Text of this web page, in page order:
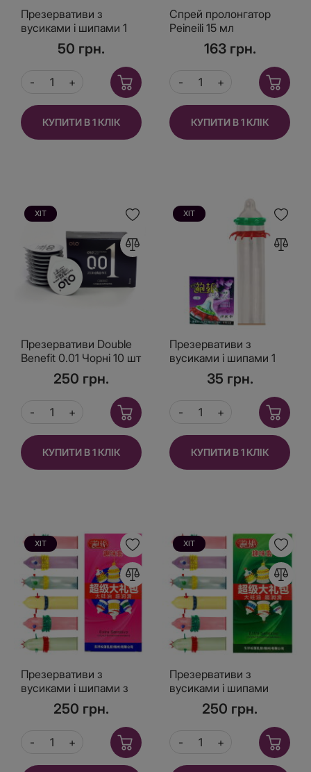
Презервативи з
вусиками і шипами 1
шт жовта пачка
50 грн.
КУПИТИ В 1 КЛІК
Спрей пролонгатор
Peineili 15 мл
163 грн.
КУПИТИ В 1 КЛІК
ХІТ
Презервативи Double
Benefit 0.01 Чорні 10 шт
250 грн.
КУПИТИ В 1 КЛІК
ХІТ
Презервативи з
вусиками і шипами 1
шт бузкова упаковка
35 грн.
КУПИТИ В 1 КЛІК
ХІТ
Презервативи з
вусиками і шипами з
ароматом троянди
Extra Sensitive 6 шт
250 грн.
ХІТ
Презервативи з
вусиками і шипами
Extra Sensitive 6 шт
250 грн.